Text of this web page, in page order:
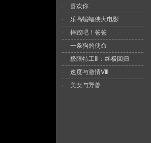
·
喜欢你
·
乐高蝙蝠侠大电影
·
摔跤吧！爸爸
·
一条狗的使命
·
极限特工Ⅲ：终极回归
·
速度与激情Ⅷ
·
美女与野兽